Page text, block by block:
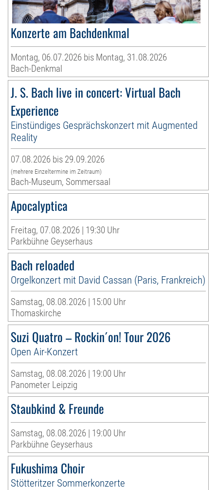
Konzerte am Bachdenkmal
Montag, 06.07.2026 bis Montag, 31.08.2026
Bach-Denkmal
J. S. Bach live in concert: Virtual Bach
Experience
Einstündiges Gesprächskonzert mit Augmented
Reality
07.08.2026 bis 29.09.2026
(mehrere Einzeltermine im Zeitraum)
Bach-Museum, Sommersaal
Apocalyptica
Freitag, 07.08.2026 | 19:30 Uhr
Parkbühne Geyserhaus
Bach reloaded
Orgelkonzert mit David Cassan (Paris, Frankreich)
Samstag, 08.08.2026 | 15:00 Uhr
Thomaskirche
Suzi Quatro – Rockin´on! Tour 2026
Open Air-Konzert
Samstag, 08.08.2026 | 19:00 Uhr
Panometer Leipzig
Staubkind & Freunde
Samstag, 08.08.2026 | 19:00 Uhr
Parkbühne Geyserhaus
Fukushima Choir
Stötteritzer Sommerkonzerte